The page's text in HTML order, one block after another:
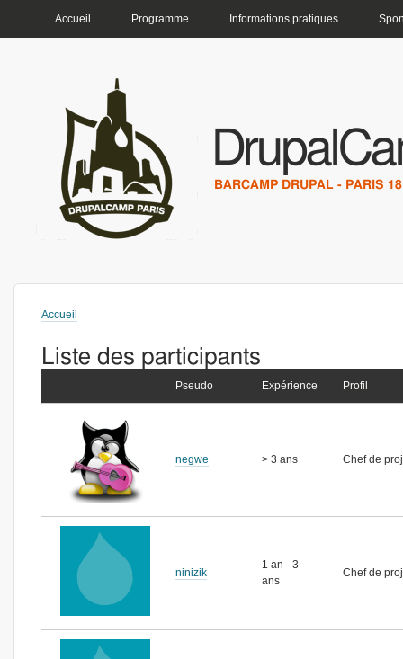
Accueil Programme Informations pratiques
BARCAMP DRUPAL - PARIS
Vous êtes ici
Accueil
Liste des participants
Pseudo Expérience Profil
negwe > 3 ans Chef de
ninizik
1 an - 3
ans
Chef de